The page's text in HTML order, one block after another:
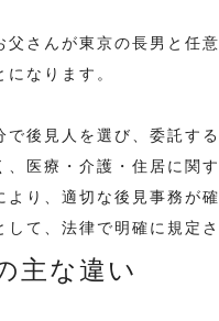
さんが東京の長男と任
なります。
で後見人を選び、委託す
、医療・介護・住居に関
より、適切な後見事務が
して、法律で明確に規定
主な違い